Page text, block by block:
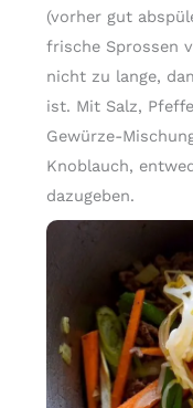
(vorher gut
frische Sprossen
nicht zu lange,
ist. Mit Salz,
Gewürze-
Knoblauch,
dazugeben.